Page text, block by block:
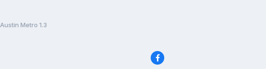
Austin Metro 1.3